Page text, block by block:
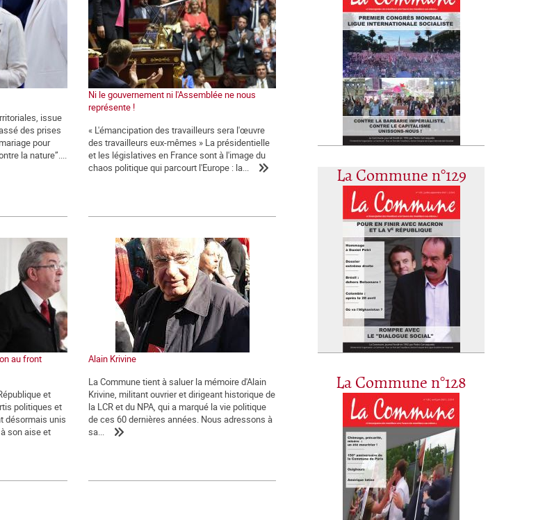
La Commune n°129
La Commune n°128
issue
des prises
pour
la nature”....
Ni le gouvernement ni l'Assemblée ne nous
représente !
« L'émancipation des travailleurs sera l'œuvre
des travailleurs eux-mêmes » La présidentielle
et les législatives en France sont à l'image du
chaos politique qui parcourt l'Europe : la...
au front
et
politiques et
désormais unis
son aise et
Alain Krivine
La Commune tient à saluer la mémoire d'Alain
Krivine, militant ouvrier et dirigeant historique de
la LCR et du NPA, qui a marqué la vie politique
de ces 60 dernières années. Nous adressons à
sa...